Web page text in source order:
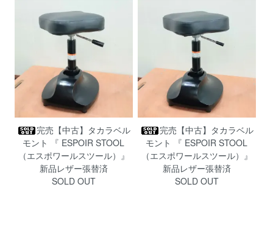
完売【中古】タカラベル
モント 『 ESPOIR STOOL
（エスポワールスツール）』
新品レザー張替済
SOLD OUT
完売【中古】タカラベル
モント 『 ESPOIR STOOL
（エスポワールスツール）』
新品レザー張替済
SOLD OUT